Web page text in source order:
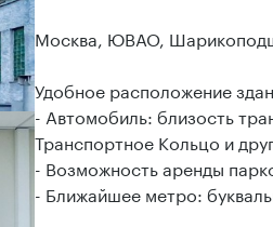
Москва, ЮВАО,
Удобное расположение
- Автомобиль: близость
Транспортное Кольцо и
- Возможность аренды
- Ближайшее метро: